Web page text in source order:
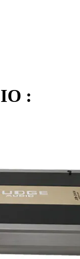
: